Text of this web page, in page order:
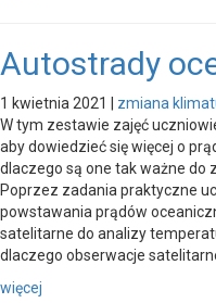
Autostrady
1 kwietnia 2021 | zmiana
W tym zestawie zajęć
aby dowiedzieć się więcej o
dlaczego są one tak ważne do
Poprzez zadania praktyczne
powstawania prądów
satelitarne do analizy
dlaczego obserwacje
więcej